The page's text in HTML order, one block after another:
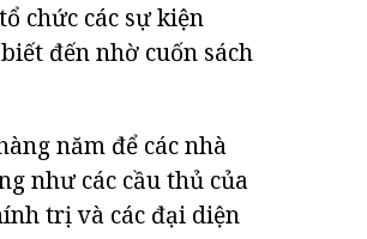
chức các sự kiện
đến nhờ cuốn sách
năm để các nhà
như các cầu thủ của
trị và các đại diện